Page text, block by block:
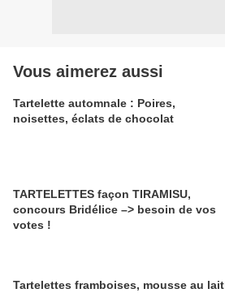
Vous aimerez aussi
Tartelette automnale : Poires,
noisettes, éclats de chocolat
TARTELETTES façon TIRAMISU,
concours Bridélice –> besoin de vos
votes !
Tartelettes framboises, mousse au lait